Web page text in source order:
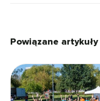
Powiązane artykuły